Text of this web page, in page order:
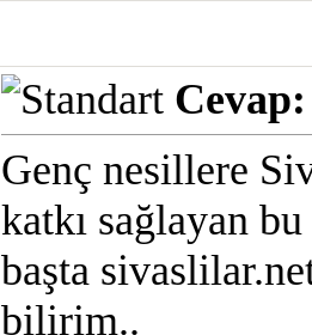
Genç nesillere
katkı sağlayan
başta
bilirim..